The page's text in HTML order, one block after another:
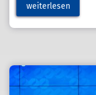
weiterlesen